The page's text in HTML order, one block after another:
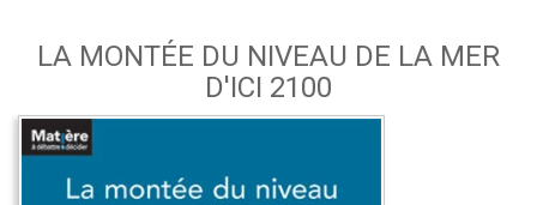
LA MONTÉE DU NIVEAU DE LA MER
D'ICI 2100